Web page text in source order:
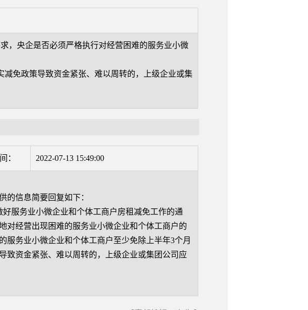
，央企是否必须严格执行对经营困难的服务业小微
免政策导致资金紧张、难以周转的，上级企业或集
： 2022-07-13 15:49:00
信息简要回复如下：
服务业小微企业和个体工商户房租减免工作的通
对经营出现困难的服务业小微企业和个体工商户的
服务业小微企业和个体工商户至少免除上半年3个月
致资金紧张、难以周转的，上级企业或集团公司应